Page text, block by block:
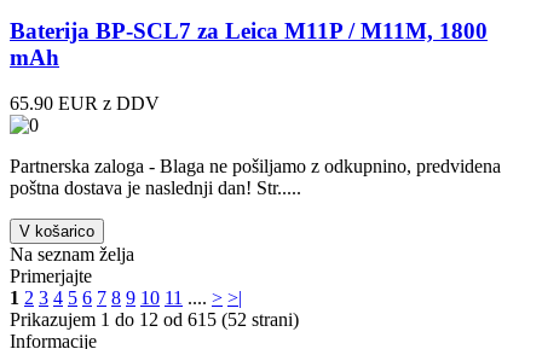
Baterija BP-SCL7 za Leica M11P / M11M, 1800
mAh
65.90 EUR z DDV
Partnerska zaloga - Blaga ne pošiljamo z odkupnino, predvidena
poštna dostava je naslednji dan! Str.....
V košarico
Na seznam želja
Primerjajte
1 2 3 4 5 6 7 8 9 10 11 .... > >|
Prikazujem 1 do 12 od 615 (52 strani)
Informacije